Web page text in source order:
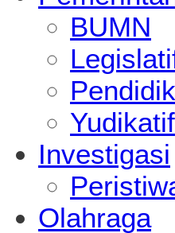
BUMN
Yudikatif
Investigasi
Olahraga